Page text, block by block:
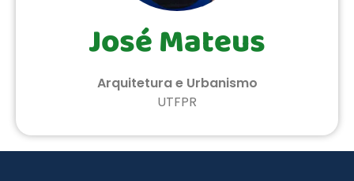
José Mateus
Arquitetura e Urbanismo
UTFPR